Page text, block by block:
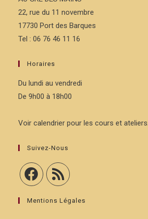
22, rue du 11 novembre
17730 Port des Barques
Tel : 06 76 46 11 16
Horaires
Du lundi au vendredi
De 9h00 à 18h00
Voir calendrier pour les cours et ateliers.
Suivez-Nous
Mentions Légales